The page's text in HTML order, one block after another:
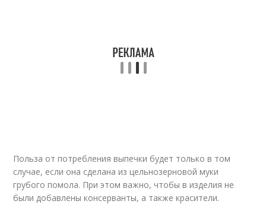
Польза от потребления выпечки будет только в том
случае, если она сделана из цельнозерновой муки
грубого помола. При этом важно, чтобы в изделия не
были добавлены консерванты, а также красители.